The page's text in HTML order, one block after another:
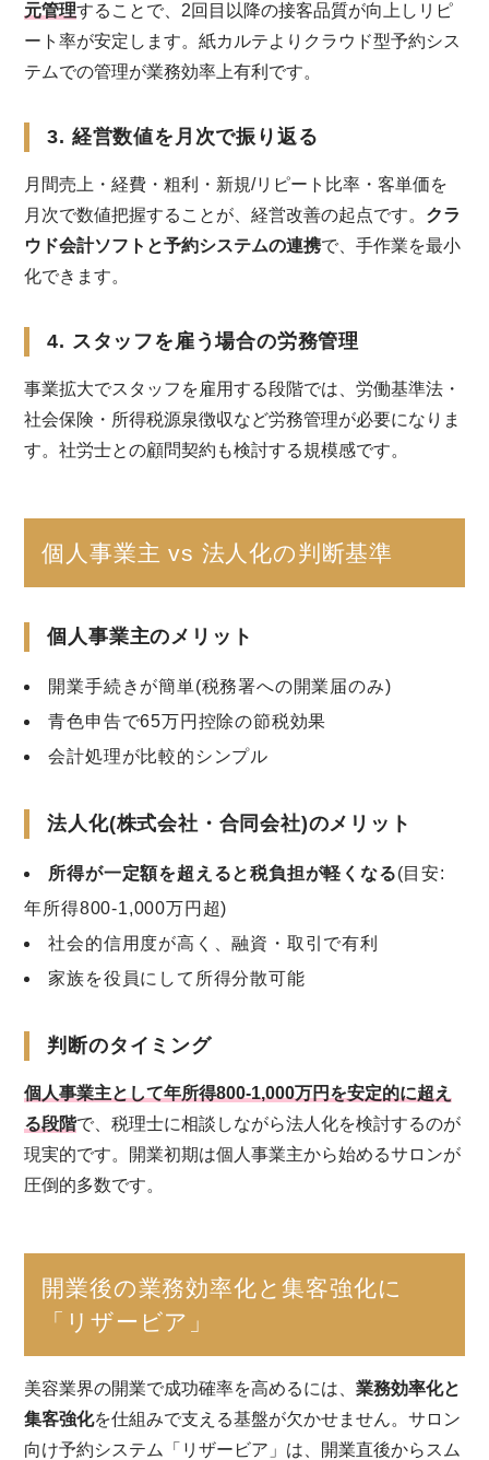
元管理することで、2回目以降の接客品質が向上しリピ
ート率が安定します。紙カルテよりクラウド型予約シス
テムでの管理が業務効率上有利です。
3. 経営数値を月次で振り返る
月間売上・経費・粗利・新規/リピート比率・客単価を
月次で数値把握することが、経営改善の起点です。 クラ
ウド会計ソフトと予約システムの連携で、手作業を最小
化できます。
4. スタッフを雇う場合の労務管理
事業拡大でスタッフを雇用する段階では、労働基準法・
社会保険・所得税源泉徴収など労務管理が必要になりま
す。社労士との顧問契約も検討する規模感です。
個人事業主 vs 法人化の判断基準
個人事業主のメリット
開業手続きが簡単(税務署への開業届のみ)
青色申告で65万円控除の節税効果
会計処理が比較的シンプル
法人化(株式会社・合同会社)のメリット
所得が一定額を超えると税負担が軽くなる(目安:
年所得800-1,000万円超)
社会的信用度が高く、融資・取引で有利
家族を役員にして所得分散可能
判断のタイミング
個人事業主として年所得800-1,000万円を安定的に超え
る段階で、税理士に相談しながら法人化を検討するのが
現実的です。開業初期は個人事業主から始めるサロンが
圧倒的多数です。
開業後の業務効率化と集客強化に
「リザービア」
美容業界の開業で成功確率を高めるには、業務効率化と
集客強化を仕組みで支える基盤が欠かせません。サロン
向け予約システム「リザービア」は、開業直後からスム